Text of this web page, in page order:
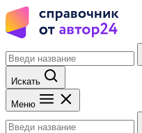
Искать
Меню